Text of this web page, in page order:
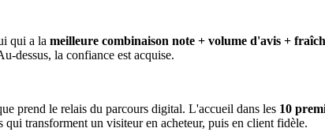
qui a la meilleure combinaison note + volume d'avis +
dessus, la confiance est acquise.
prend le relais du parcours digital. L'accueil dans les 10
transforment un visiteur en acheteur, puis en client fidèle.